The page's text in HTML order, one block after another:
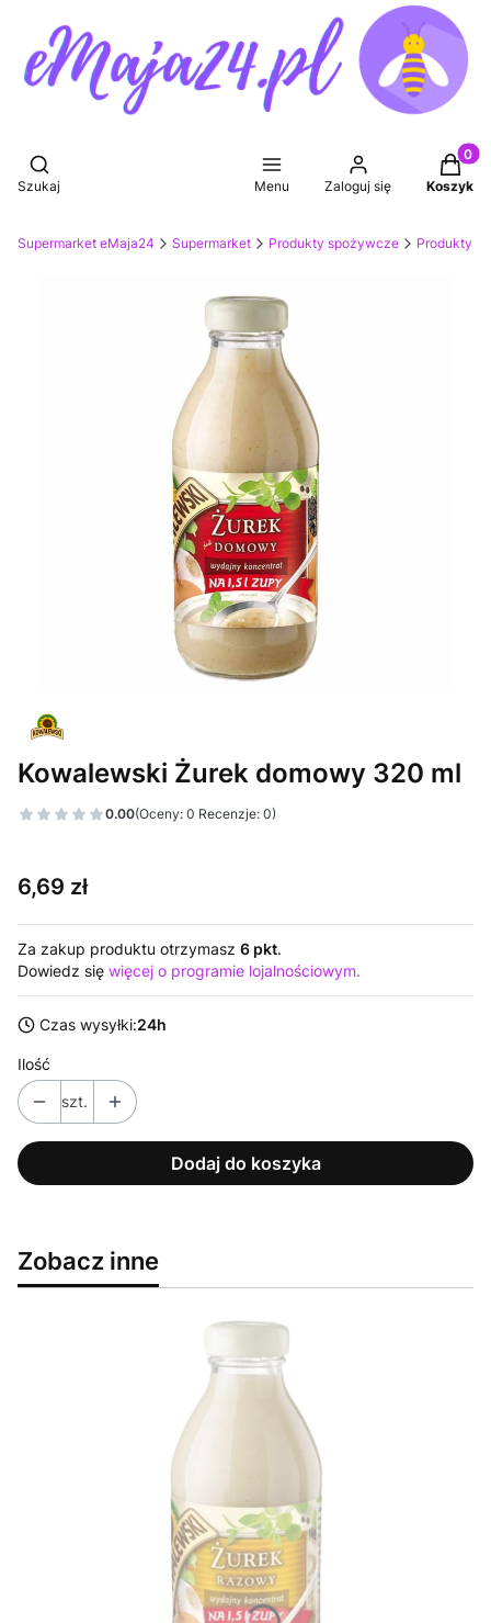
Otwórz wyszukiwarkę
Szukaj Menu Zaloguj się Koszyk
Supermarket eMaja24 Supermarket Produkty spożywcze Produkty
Kowalewski Żurek domowy 320 ml
0.00(Oceny: 0 Recenzje: 0)
Cena
6,69 zł
Za zakup produktu otrzymasz 6 pkt.
Dowiedz się więcej o programie lojalnościowym.
Czas wysyłki:24h
Ilość
szt.
Dodaj do koszyka
Zobacz inne